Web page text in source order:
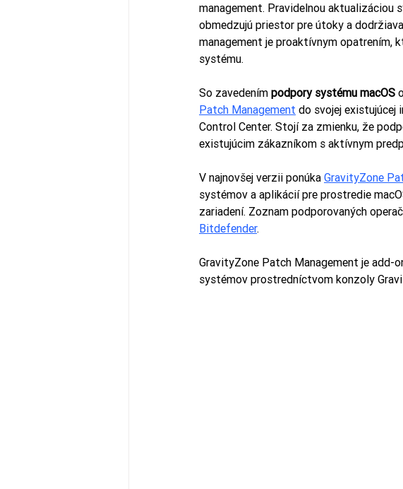
management. Pravidelnou aktualizáciou
obmedzujú priestor pre útoky a
management je proaktívnym opatrením,
systému.
So zavedením podpory systému macOS
Patch Management do svojej existujúcej
Control Center. Stojí za zmienku, že
existujúcim zákazníkom s aktívnym
V najnovšej verzii ponúka GravityZone
systémov a aplikácií pre prostredie
zariadení. Zoznam podporovaných
Bitdefender.
GravityZone Patch Management je add-
systémov prostredníctvom konzoly